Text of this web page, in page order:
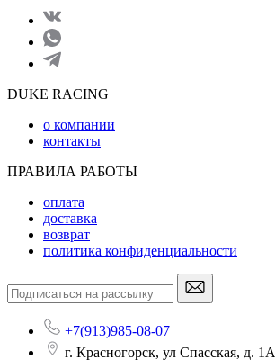
DUKE RACING
о компании
контакты
ПРАВИЛА РАБОТЫ
оплата
доставка
возврат
политика конфиденциальности
+7(913)985-08-07
г. Красногорск, ул Спасская, д. 1А